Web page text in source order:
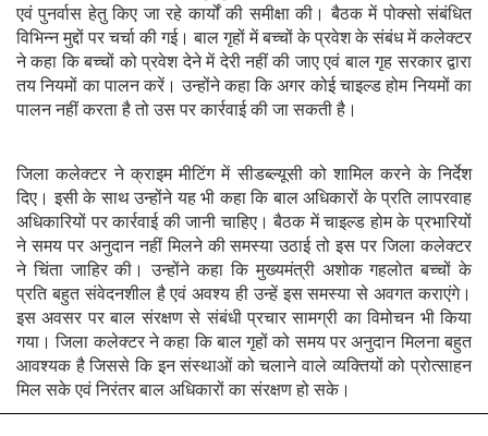
एवं पुनर्वास हेतु किए जा रहे कार्यों की समीक्षा की। बैठक में पोक्सो संबंधित
विभिन्न मुद्दों पर चर्चा की गई। बाल गृहों में बच्चों के प्रवेश के संबंध में कलेक्टर
ने कहा कि बच्चों को प्रवेश देने में देरी नहीं की जाए एवं बाल गृह सरकार द्वारा
तय नियमों का पालन करें। उन्होंने कहा कि अगर कोई चाइल्ड होम नियमों का
पालन नहीं करता है तो उस पर कार्रवाई की जा सकती है।
जिला कलेक्टर ने क्राइम मीटिंग में सीडब्ल्यूसी को शामिल करने के निर्देश
दिए। इसी के साथ उन्होंने यह भी कहा कि बाल अधिकारों के प्रति लापरवाह
अधिकारियों पर कार्रवाई की जानी चाहिए। बैठक में चाइल्ड होम के प्रभारियों
ने समय पर अनुदान नहीं मिलने की समस्या उठाई तो इस पर जिला कलेक्टर
ने चिंता जाहिर की। उन्होंने कहा कि मुख्यमंत्री अशोक गहलोत बच्चों के
प्रति बहुत संवेदनशील है एवं अवश्य ही उन्हें इस समस्या से अवगत कराएंगे।
इस अवसर पर बाल संरक्षण से संबंधी प्रचार सामग्री का विमोचन भी किया
गया। जिला कलेक्टर ने कहा कि बाल गृहों को समय पर अनुदान मिलना बहुत
आवश्यक है जिससे कि इन संस्थाओं को चलाने वाले व्यक्तियों को प्रोत्साहन
मिल सके एवं निरंतर बाल अधिकारों का संरक्षण हो सके।